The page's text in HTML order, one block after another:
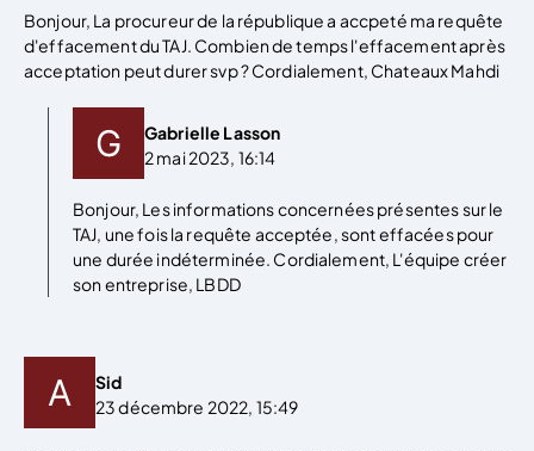
Bonjour, La procureur de la république a accpeté ma requête
d'effacement du TAJ. Combien de temps l'effacement après
acceptation peut durer svp ? Cordialement, Chateaux Mahdi
Gabrielle Lasson
2 mai 2023, 16:14
Bonjour, Les informations concernées présentes sur le
TAJ, une fois la requête acceptée, sont effacées pour
une durée indéterminée. Cordialement, L'équipe créer
son entreprise, LBDD
Sid
23 décembre 2022, 15:49